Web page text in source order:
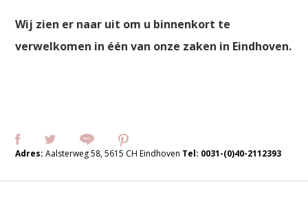
Wij zien er naar uit om u binnenkort te
verwelkomen in één van onze zaken in Eindhoven.
Adres:Aalsterweg 58, 5615 CH Eindhoven Tel: 0031-(0)40-2112393